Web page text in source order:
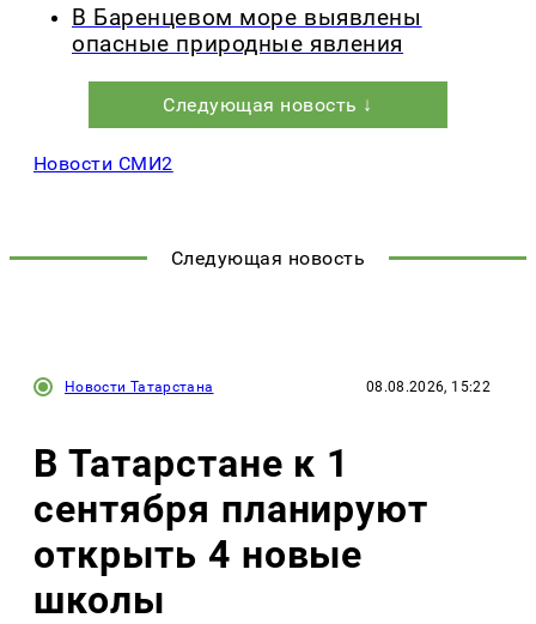
В Баренцевом море выявлены
опасные природные явления
Следующая новость ↓
Новости СМИ2
Следующая новость
Новости Татарстана 08.08.2026, 15:22
В Татарстане к 1
сентября планируют
открыть 4 новые
школы